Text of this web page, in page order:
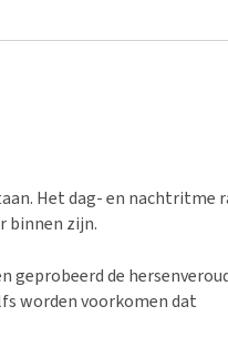
Het dag- en nachtritme
binnen zijn.
geprobeerd de
worden voorkomen dat